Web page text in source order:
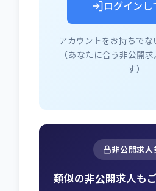
ログインし
アカウントをお持ちでな
（あなたに合う非公開
す）
非公開求人
類似の非公開求人も